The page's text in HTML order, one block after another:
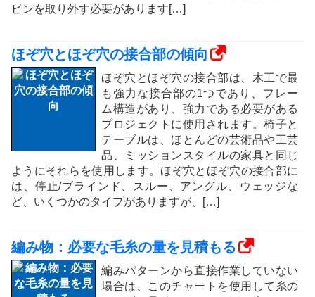
ピンを取り外す必要があります[…]
ほぞ穴とほぞ穴の接合部の傾向
ほぞ穴とほぞ穴の接合部は、木工で最
も強力な接合部の1つであり、フレー
ム構造があり、強力である必要がある
プロジェクトに使用されます。椅子と
テーブルは、ほとんどの芸術品や工芸
品、ミッションスタイルの家具と同じ
ようにそれらを使用します。ほぞ穴とほぞ穴の接合部に
は、停止/ブラインド、スルー、アングル、ウェッジな
ど、いくつかのタイプがありますが、[…]
編み物：必要な毛糸の量を見積もる
編みパターンから直接作業していない
場合は、このチャートを使用して糸の